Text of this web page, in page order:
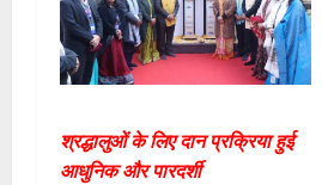
श्रद्धालुओं के लिए दान प्रक्रिया हुई
आधुनिक और पारदर्शी